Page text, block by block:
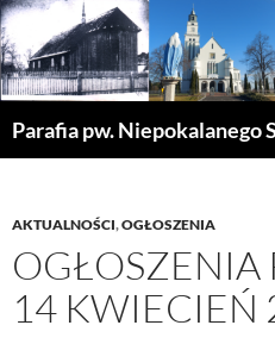
Parafia pw. Niepokalanego
AKTUALNOŚCI,OGŁOSZENIA
OGŁOSZENIA
14 KWIECIEŃ